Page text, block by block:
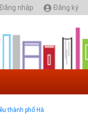
Đăng nhập Đăng ký
tầng và môi
Nội
thành phố Hà